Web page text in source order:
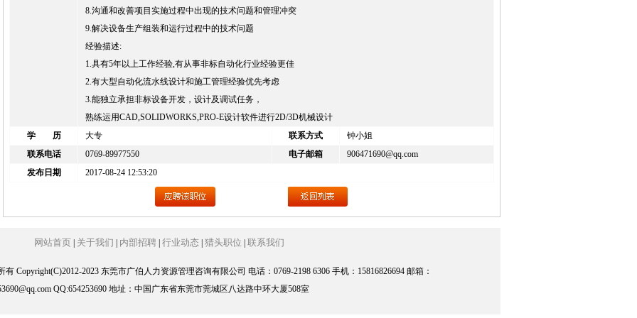
8.沟通和改善项目实施过程中出现的技术问题和管理冲突
9.解决设备生产组装和运行过程中的技术问题
经验描述:
1.具有5年以上工作经验,有从事非标自动化行业经验更佳
2.有大型自动化流水线设计和施工管理经验优先考虑
3.能独立承担非标设备开发，设计及调试任务，
熟练运用CAD,SOLIDWORKS,PRO-E设计软件进行2D/3D机械设计
学 历
大专 联系方式
钟小姐
联系电话
0769-89977550 电子邮箱
906471690@qq.com
发布日期
2017-08-24 12:53:20
网站首页 关于我们 内部招聘 行业动态 猎头职位 联系我们
有 Copyright(C)2012-2023 东莞市广伯人力资源管理咨询有限公司 电话：0769-2198 6306 手机：15816826694 邮箱：
QQ:654253690 地址：中国广东省东莞市莞城区八达路中环大厦508室